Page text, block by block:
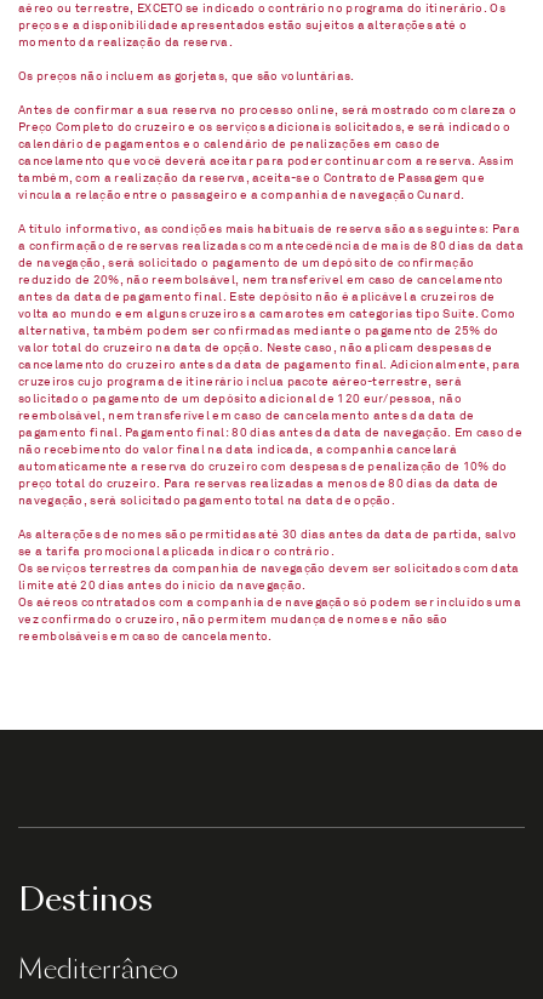
aéreo ou terrestre, EXCETO se indicado o contrário no programa do itinerário. Os
preços e a disponibilidade apresentados estão sujeitos a alterações até o
momento da realização da reserva.
Os preços não incluem as gorjetas, que são voluntárias.
Antes de confirmar a sua reserva no processo online, será mostrado com clareza o
Preço Completo do cruzeiro e os serviços adicionais solicitados, e será indicado o
calendário de pagamentos e o calendário de penalizações em caso de
cancelamento que você deverá aceitar para poder continuar com a reserva. Assim
também, com a realização da reserva, aceita-se o Contrato de Passagem que
vincula a relação entre o passageiro e a companhia de navegação Cunard.
A título informativo, as condições mais habituais de reserva são as seguintes: Para
a confirmação de reservas realizadas com antecedência de mais de 80 dias da data
de navegação, será solicitado o pagamento de um depósito de confirmação
reduzido de 20%, não reembolsável, nem transferível em caso de cancelamento
antes da data de pagamento final. Este depósito não é aplicável a cruzeiros de
volta ao mundo e em alguns cruzeiros a camarotes em categorias tipo Suíte. Como
alternativa, também podem ser confirmadas mediante o pagamento de 25% do
valor total do cruzeiro na data de opção. Neste caso, não aplicam despesas de
cancelamento do cruzeiro antes da data de pagamento final. Adicionalmente, para
cruzeiros cujo programa de itinerário inclua pacote aéreo-terrestre, será
solicitado o pagamento de um depósito adicional de 120 eur/pessoa, não
reembolsável, nem transferível em caso de cancelamento antes da data de
pagamento final. Pagamento final: 80 dias antes da data de navegação. Em caso de
não recebimento do valor final na data indicada, a companhia cancelará
automaticamente a reserva do cruzeiro com despesas de penalização de 10% do
preço total do cruzeiro. Para reservas realizadas a menos de 80 dias da data de
navegação, será solicitado pagamento total na data de opção.
As alterações de nomes são permitidas até 30 dias antes da data de partida, salvo
se a tarifa promocional aplicada indicar o contrário.
Os serviços terrestres da companhia de navegação devem ser solicitados com data
limite até 20 dias antes do início da navegação.
Os aéreos contratados com a companhia de navegação só podem ser incluídos uma
vez confirmado o cruzeiro, não permitem mudança de nomes e não são
reembolsáveis em caso de cancelamento.​
Destinos
Mediterrâneo